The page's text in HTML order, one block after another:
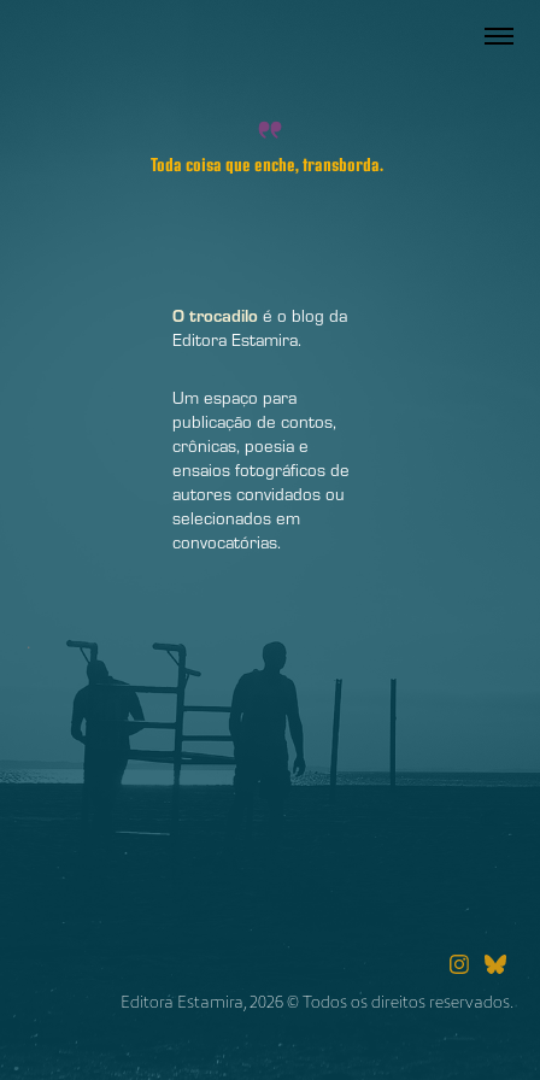
Toda coisa que enche, transborda.
O trocadilo é o blog da
Editora Estamira.
Um espaço para
publicação de contos,
crônicas, poesia e
ensaios fotográficos de
autores convidados ou
selecionados em
convocatórias.
.
Editora Estamira, 2026 © Todos os direitos reservados.